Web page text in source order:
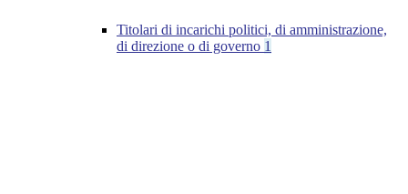
Titolari di incarichi politici, di amministrazione,
di direzione o di governo 1